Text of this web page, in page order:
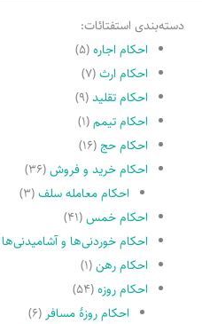
دسته‌بندی استفتائات:
احکام اجاره(۵)
احکام ارث(۷)
احکام تقلید(۹)
احکام تیمم(۱)
احکام حج(۱۶)
احکام خرید و فروش(۳۶)
احکام معامله سلف(۳)
احکام خمس(۴۱)
احکام خوردنی‌ها و آشامیدنی‌ها
احکام رهن(۱)
احکام روزه(۵۴)
احکام روزۀ مسافر (۶)